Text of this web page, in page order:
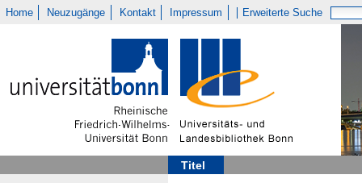
Home Neuzugänge Kontakt Impressum Erweiterte Suche
Titel